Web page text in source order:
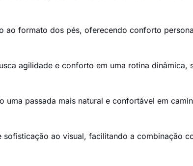
formato dos pés, oferecendo conforto
agilidade e conforto em uma rotina dinâmica,
passada mais natural e confortável em
ao visual, facilitando a combinação